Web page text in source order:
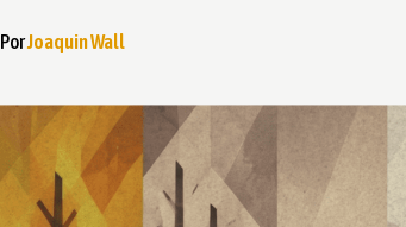
PorJoaquin Wall